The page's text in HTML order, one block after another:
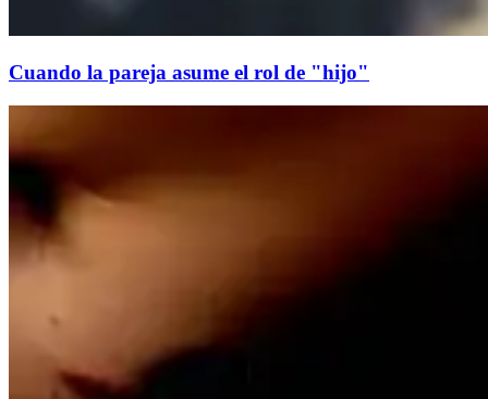
Cuando la pareja asume el rol de "hijo"